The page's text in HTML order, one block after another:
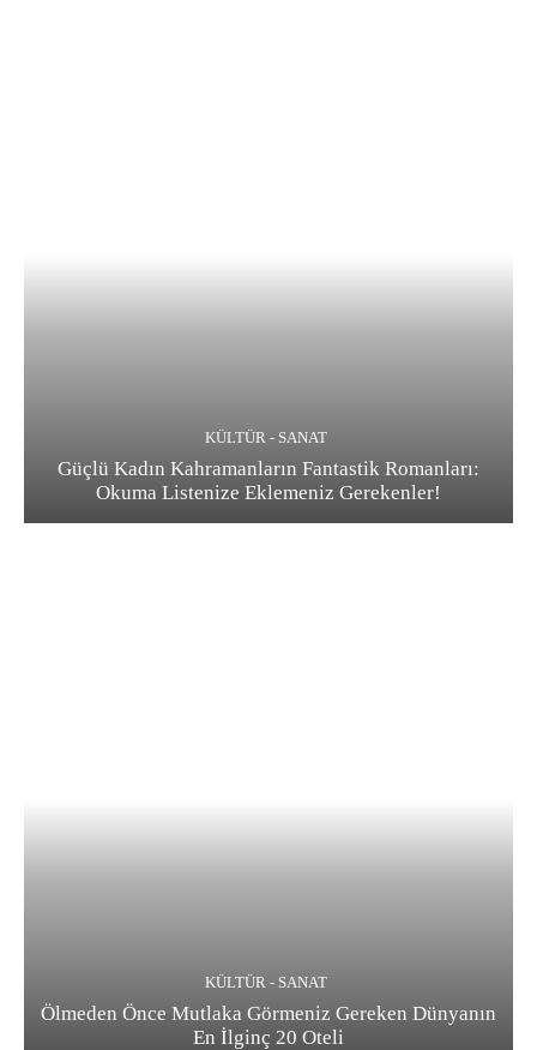
KÜLTÜR - SANAT
Güçlü Kadın Kahramanların Fantastik Romanları:
Okuma Listenize Eklemeniz Gerekenler!
KÜLTÜR - SANAT
Ölmeden Önce Mutlaka Görmeniz Gereken Dünyanın
En İlginç 20 Oteli